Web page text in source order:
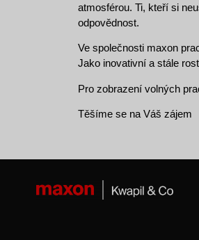
atmosférou. Ti, kteří si
odpovědnost.
Ve společnosti maxon
Jako inovativní a stále
Pro zobrazení volných
Těšíme se na Váš zájem